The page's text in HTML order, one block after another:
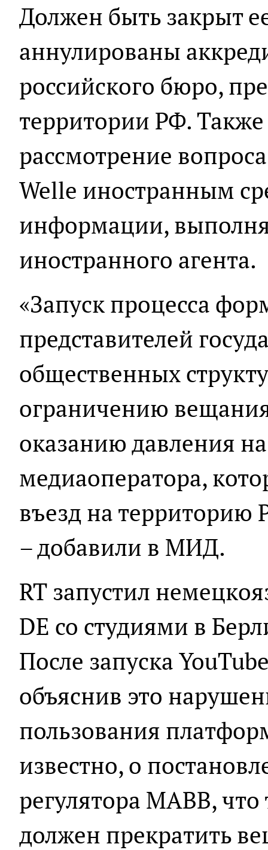
Должен быть закрыт
аннулированы
российского бюро,
территории РФ.
рассмотрение
Welle иностранным
информации,
иностранного агента.
«Запуск процесса
представителей
общественных
ограничению
оказанию давления
медиаоператора,
въезд на территорию
– добавили в МИД.
RT запустил
DE со студиями в
После запуска
объяснив это
пользования
известно, о
регулятора MABB, что
должен прекратить